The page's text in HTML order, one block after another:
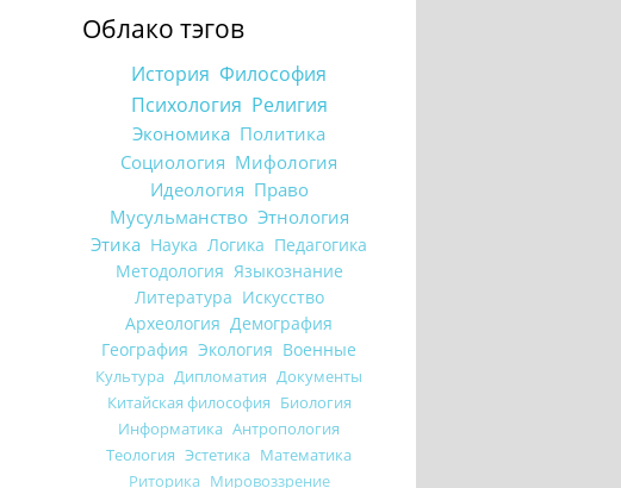
Облако тэгов
История Философия
Психология Религия
Экономика Политика
Социология Мифология
Идеология Право
Мусульманство Этнология
Этика Наука Логика Педагогика
Методология Языкознание
Литература Искусство
Археология Демография
География Экология Военные
Культура Дипломатия Документы
Китайская философия Биология
Информатика Антропология
Теология Эстетика Математика
Риторика Мировоззрение